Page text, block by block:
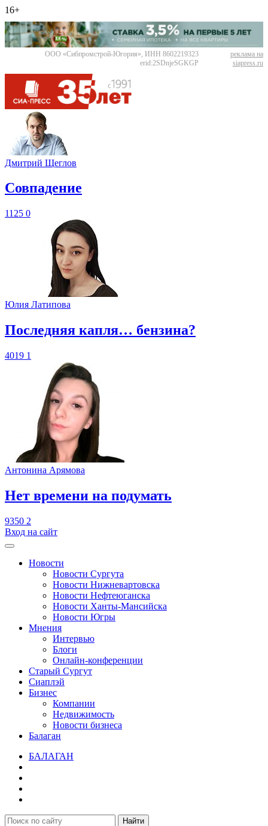
16+
ООО «Сибпромстрой-Югория», ИНН 8602219323
erid:2SDnjeSGKGP
реклама на
siapress.ru
Дмитрий Щеглов
​Совпадение
1125 0
Юлия Латипова
​Последняя капля… бензина?
4019 1
Антонина Арямова
​Нет времени на подумать
9350 2
Вход на сайт
Новости
Новости Сургута
Новости Нижневартовска
Новости Нефтеюганска
Новости Ханты-Мансийска
Новости Югры
Мнения
Интервью
Блоги
Онлайн-конференции
Старый Сургут
Сиаплэй
Бизнес
Компании
Недвижимость
Новости бизнеса
Балаган
БАЛАГАН
Найти